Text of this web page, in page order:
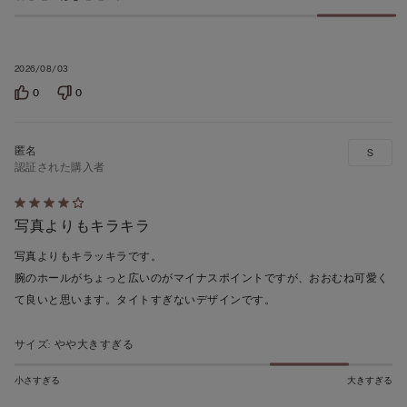
2026/08/03
0 0
5
段
階
の
う
4
評
認証された購入者
写真よりもキラキラ
写真よりもキラッキラです。
腕のホールがちょっと広いのがマイナスポイントですが、おおむね可愛く
て良いと思います。タイトすぎないデザインです。
S
サイズ: やや大きすぎる
小さすぎる 大きすぎる